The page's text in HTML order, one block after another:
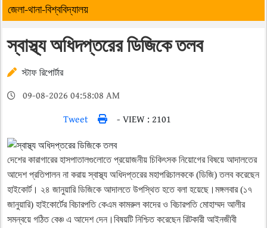
জেলা-থানা-বিশ্ববিদ্যালয়
স্বাস্থ্য অধিদপ্তরের ডিজিকে তলব
স্টাফ রিপোর্টার
09-08-2026 04:58:08 AM
Tweet
- VIEW : 2101
দেশের কারাগারের হাসপাতালগুলোতে প্রয়োজনীয় চিকিৎসক নিয়োগের বিষয়ে আদালতের
আদেশ প্রতিপালন না করায় স্বাস্থ্য অধিদপ্তরের মহাপরিচালককে (ডিজি) তলব করেছেন
হাইকোর্ট। ২৪ জানুয়ারি ডিজিকে আদালতে উপস্থিত হতে বলা হয়েছে।মঙ্গলবার (১৭
জানুয়ারি) হাইকোর্টের বিচারপতি কেএম কামরুল কাদের ও বিচারপতি মোহাম্মদ আলীর
সমন্বয়ে গঠিত বেঞ্চ এ আদেশ দেন।বিষয়টি নিশ্চিত করেছেন রিটকারী আইনজীবী